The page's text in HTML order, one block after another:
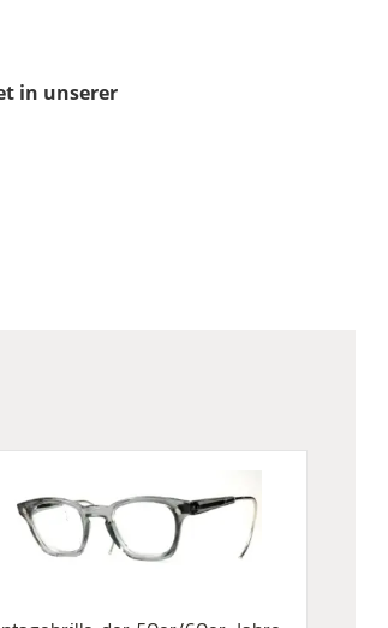
in unserer